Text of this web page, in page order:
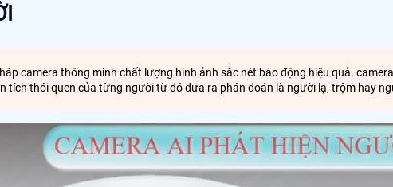
camera thông minh chất lượng hình ảnh sắc nét báo động hiệu quả.
tích thói quen của từng người từ đó đưa ra phán đoán là người lạ, trộm hay